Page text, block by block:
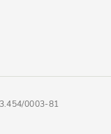
0003-81